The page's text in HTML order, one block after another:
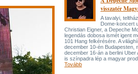
visszatér
A tavalyi,
Dome-koncert
Christian Eigner, a Depeche
legendás dobosa ismét igent
101 Hang felkérésére. A
december 10-én Budapesten,
december 16-án a berlini Uber
is színpadra lép a magyar
Tovább